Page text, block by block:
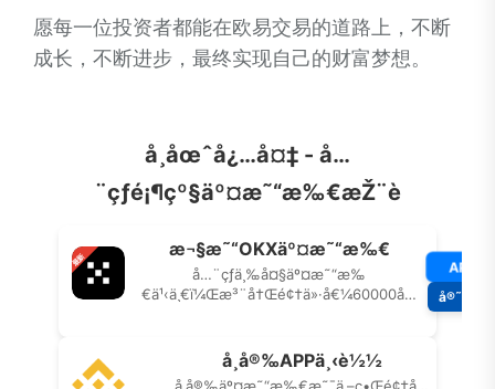
愿每一位投资者都能在欧易交易的道路上，不断
成长，不断进步，最终实现自己的财富梦想。